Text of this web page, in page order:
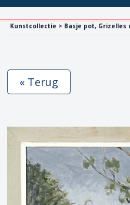
Kunstcollectie > Basje pot, Grizelles
« Terug